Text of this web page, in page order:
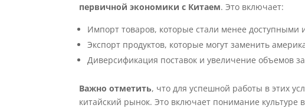
первичной экономики с Китаем. Это включает:
Импорт товаров, которые стали менее доступными
Экспорт продуктов, которые могут заменить
Диверсификация поставок и увеличение объемов
Важно отметить, что для успешной работы в этих
китайский рынок. Это включает понимание культуре